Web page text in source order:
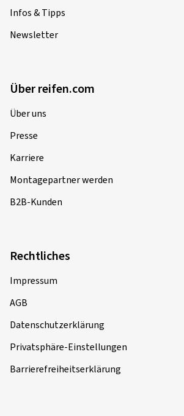
Infos & Tipps
Newsletter
Über reifen.com
Über uns
Presse
Karriere
Montagepartner werden
B2B-Kunden
Rechtliches
Impressum
AGB
Datenschutzerklärung
Privatsphäre-Einstellungen
Barrierefreiheitserklärung